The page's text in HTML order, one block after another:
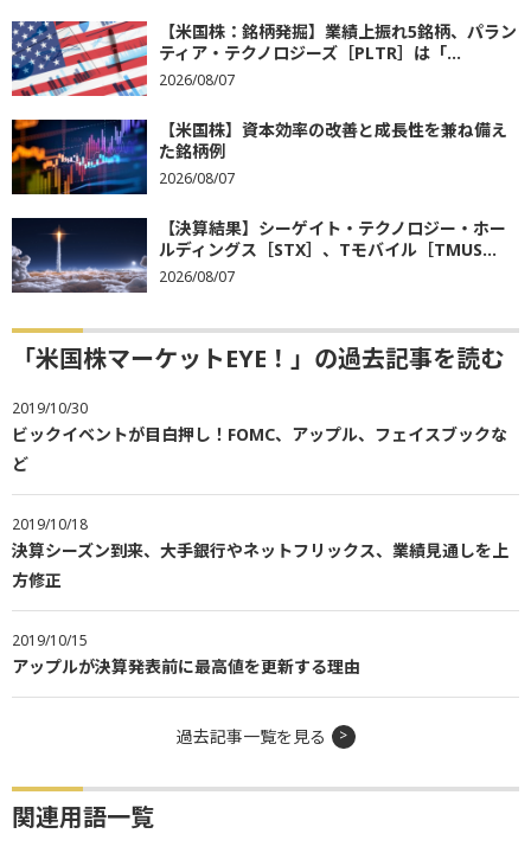
【米国株：銘柄発掘】業績上振れ5銘柄、パラン
ティア・テクノロジーズ［PLTR］は「...
2026/08/07
【米国株】資本効率の改善と成長性を兼ね備え
た銘柄例
2026/08/07
【決算結果】シーゲイト・テクノロジー・ホー
ルディングス［STX］、Tモバイル［TMUS...
2026/08/07
「米国株マーケットEYE！」の過去記事を読む
2019/10/30
ビックイベントが目白押し！FOMC、アップル、フェイスブックな
ど
2019/10/18
決算シーズン到来、大手銀行やネットフリックス、業績見通しを上
方修正
2019/10/15
アップルが決算発表前に最高値を更新する理由
過去記事一覧を見る
関連用語一覧